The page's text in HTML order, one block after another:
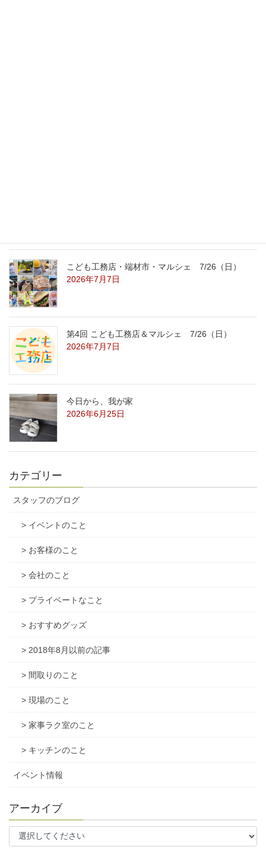
こども工務店・端材市・マルシェ 7/26（日）
2026年7月7日
第4回 こども工務店＆マルシェ 7/26（日）
2026年7月7日
今日から、我が家
2026年6月25日
カテゴリー
スタッフのブログ
> イベントのこと
> お客様のこと
> 会社のこと
> プライベートなこと
> おすすめグッズ
> 2018年8月以前の記事
> 間取りのこと
> 現場のこと
> 家事ラク室のこと
> キッチンのこと
イベント情報
アーカイブ